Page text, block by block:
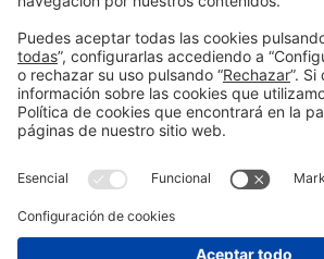
Información generalAviso legal